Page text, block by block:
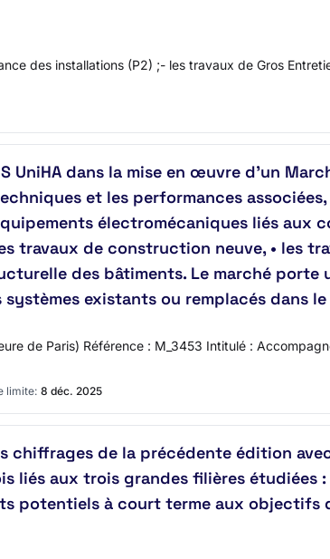
des installations (P2) ;- les travaux de Gros
dans la mise en œuvre d’un
et les performances
électromécaniques liés aux
travaux de construction neuve, • les
des bâtiments. Le marché porte
existants ou remplacés dans le
de Paris) Référence : M_3453 Intitulé :
limite: 8 déc. 2025
de la précédente édition
liés aux trois grandes filières étudiées :
potentiels à court terme aux